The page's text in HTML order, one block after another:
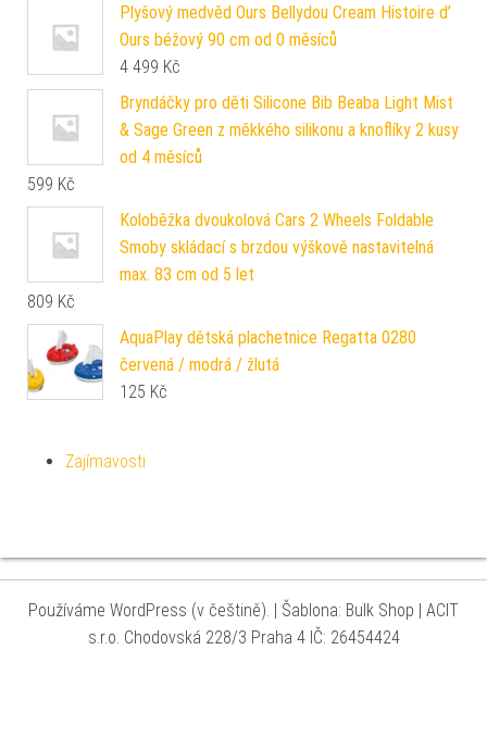
Plyšový medvěd Ours Bellydou Cream Histoire d’
Ours béžový 90 cm od 0 měsíců
4 499 Kč
Bryndáčky pro děti Silicone Bib Beaba Light Mist
& Sage Green z měkkého silikonu a knoflíky 2 kusy
od 4 měsíců
599 Kč
Koloběžka dvoukolová Cars 2 Wheels Foldable
Smoby skládací s brzdou výškově nastavitelná
max. 83 cm od 5 let
809 Kč
AquaPlay dětská plachetnice Regatta 0280
červená / modrá / žlutá
125 Kč
Zajímavosti
Používáme WordPress (v češtině). | Šablona: Bulk Shop | ACIT
s.r.o. Chodovská 228/3 Praha 4 IČ: 26454424